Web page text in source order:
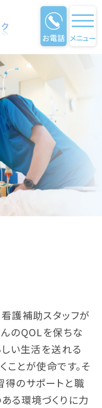
お電話 メニュー
護補助スタッフが
のQOLを保ちな
い生活を送れる
ことが使命です。そ
のサポートと職
る環境づくりに力